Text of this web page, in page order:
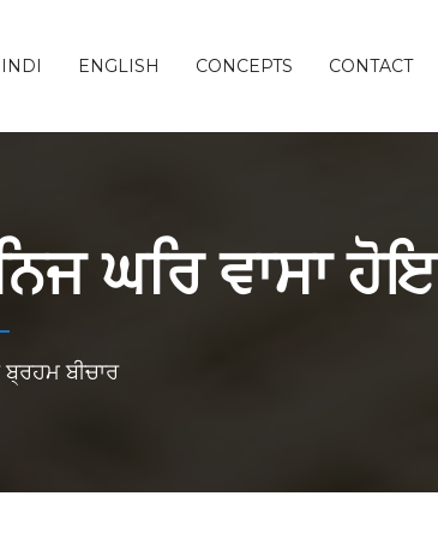
ENGLISH CONCEPTS CONTACT
ਘਰਿ ਵਾਸਾ ਹੋਇ
ਬੀਚਾਰ